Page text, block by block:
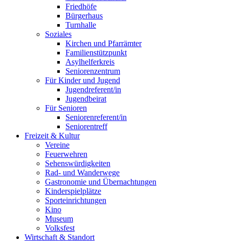
Friedhöfe
Bürgerhaus
Turnhalle
Soziales
Kirchen und Pfarrämter
Familienstützpunkt
Asylhelferkreis
Seniorenzentrum
Für Kinder und Jugend
Jugendreferent/in
Jugendbeirat
Für Senioren
Seniorenreferent/in
Seniorentreff
Freizeit & Kultur
Vereine
Feuerwehren
Sehenswürdigkeiten
Rad- und Wanderwege
Gastronomie und Übernachtungen
Kinderspielplätze
Sporteinrichtungen
Kino
Museum
Volksfest
Wirtschaft & Standort